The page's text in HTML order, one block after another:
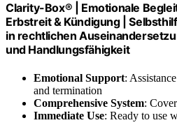
Clarity-Box® | Emotionale
Erbstreit & Kündigung |
in rechtlichen
und Handlungsfähigkeit
Emotional Support:
and termination
Comprehensive System:
Immediate Use: Ready to use